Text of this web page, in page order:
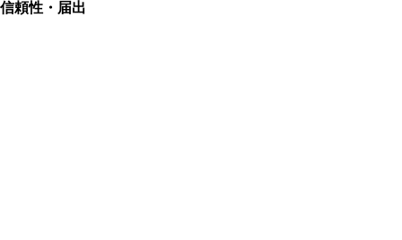
信頼性・届出